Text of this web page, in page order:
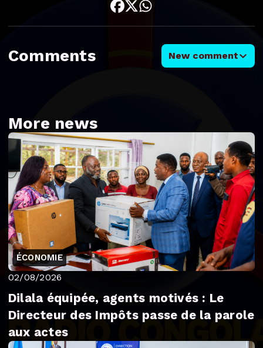
Comments New comment
More news
ÉCONOMIE
02/08/2026
Dilala équipée, agents motivés : Le
Directeur des Impôts passe de la parole
aux actes